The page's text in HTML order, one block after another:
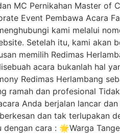
MC Pernikahan Master of
Event Pembawa Acara
kami melalui
Setelah itu, kami akan
memilih Redimas
acara bukanlah hal
Redimas Herlambang
ramah dan profesional
Anda berjalan lancar
dan tak terlupakan
cara : 🌟Warga